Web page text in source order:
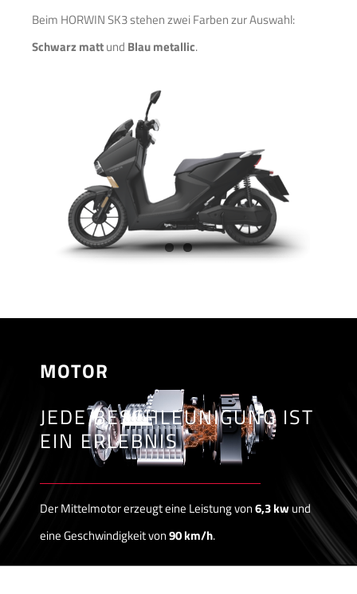
Beim HORWIN SK3 stehen zwei Farben zur Auswahl:
Schwarz mattund Blau metallic.
MOTOR
JEDE BESCHLEUNIGUNG IST
EIN ERLEBNIS
Der Mittelmotor erzeugt eine Leistung von6,3 kwund
eine Geschwindigkeit von90 km/h.